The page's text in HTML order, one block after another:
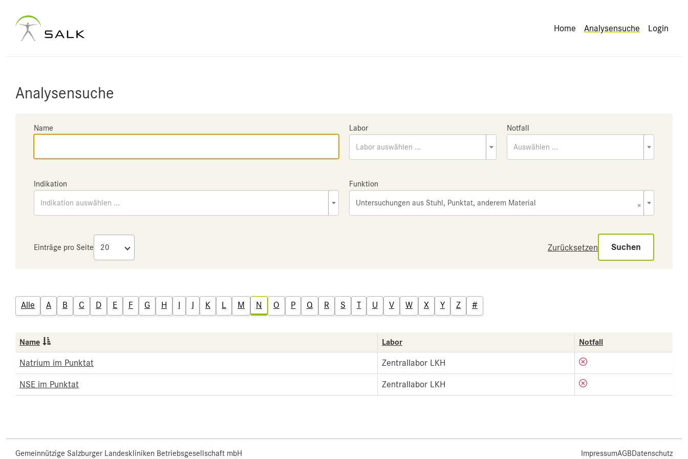
Home Analysensuche Login
Analysensuche
Name Labor
Labor auswählen ...
Notfall
Auswählen ...
Indikation
Indikation auswählen ...
Funktion
×
Untersuchungen aus Stuhl, Punktat, anderem Material
Einträge pro Seite Zurücksetzen Suchen
Alle A B C D E F G H I J K L M N O P Q R S T U V W X Y Z #
Name Labor Notfall
Natrium im Punktat Zentrallabor LKH
NSE im Punktat Zentrallabor LKH
Gemeinnützige Salzburger Landeskliniken Betriebsgesellschaft mbH ImpressumAGBDatenschutz